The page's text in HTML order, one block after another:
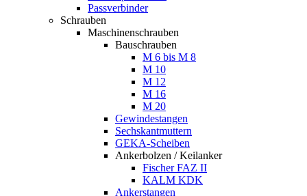
Passverbinder
Schrauben
Maschinenschrauben
Bauschrauben
M 6 bis M 8
M 10
M 12
M 16
M 20
Gewindestangen
Sechskantmuttern
GEKA-Scheiben
Ankerbolzen / Keilanker
Fischer FAZ II
KALM KDK
Ankerstangen